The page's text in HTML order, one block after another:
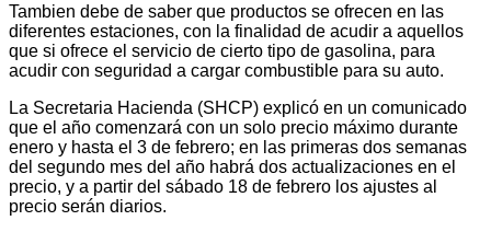
Tambien debe de saber que productos se ofrecen en las
diferentes estaciones, con la finalidad de acudir a aquellos
que si ofrece el servicio de cierto tipo de gasolina, para
acudir con seguridad a cargar combustible para su auto.
La Secretaria Hacienda (SHCP) explicó en un comunicado
que el año comenzará con un solo precio máximo durante
enero y hasta el 3 de febrero; en las primeras dos semanas
del segundo mes del año habrá dos actualizaciones en el
precio, y a partir del sábado 18 de febrero los ajustes al
precio serán diarios.